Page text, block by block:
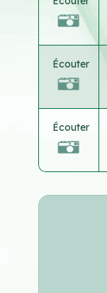
Écouter
Écouter